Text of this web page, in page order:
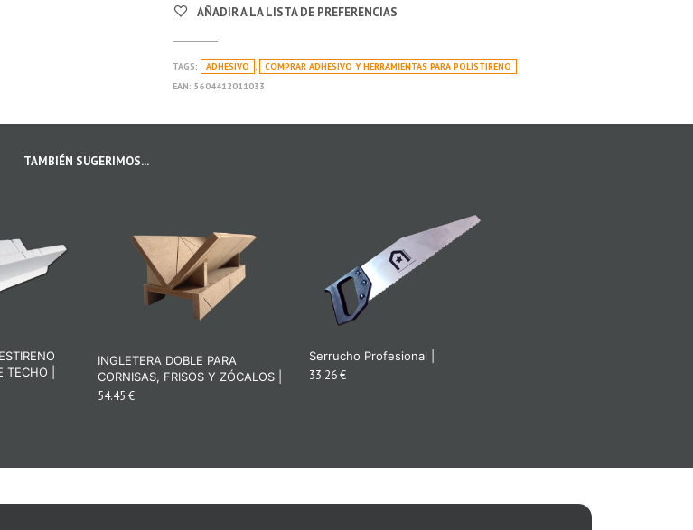
AÑADIR A LA LISTA DE PREFERENCIAS
TAGS: ADHESIVO ,
COMPRAR ADHESIVO Y HERRAMIENTAS PARA POLISTIRENO
EAN:5604412011033
TAMBIÉN SUGERIMOS...
TECHO |
INGLETERA DOBLE PARA
CORNISAS, FRISOS Y ZÓCALOS |
54.45 €
Serrucho Profesional |
33.26 €